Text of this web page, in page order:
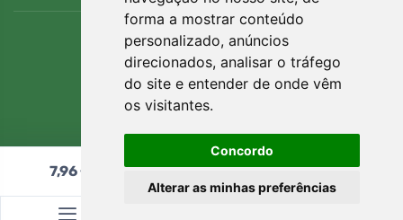
forma a mostrar conteúdo
personalizado, anúncios
direcionados, analisar o tráfego
do site e entender de onde vêm
os visitantes.
Concordo
Alterar as minhas preferências
7,96€ Adicionar ao carrinho